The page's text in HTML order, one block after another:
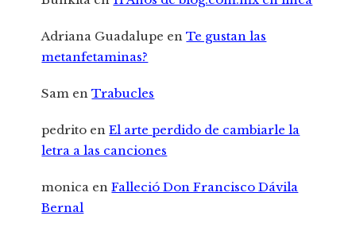
Adriana Guadalupe enTe gustan las
metanfetaminas?
Sam enTrabucles
pedrito enEl arte perdido de cambiarle la
letra a las canciones
monica enFalleció Don Francisco Dávila
Bernal